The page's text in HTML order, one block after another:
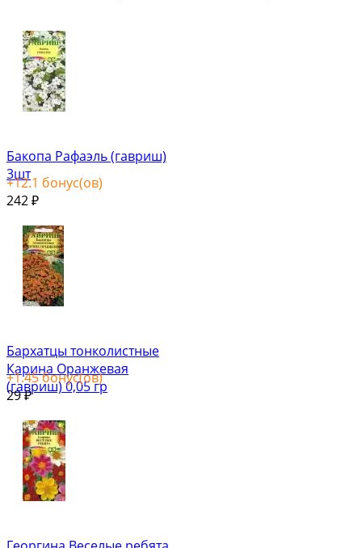
Бакопа Рафаэль (гавриш)
3шт
+12.1 бонус(ов)
242 ₽
Бархатцы тонколистные
Карина Оранжевая
(гавриш) 0,05 гр
+1.45бонус(ов)
29₽